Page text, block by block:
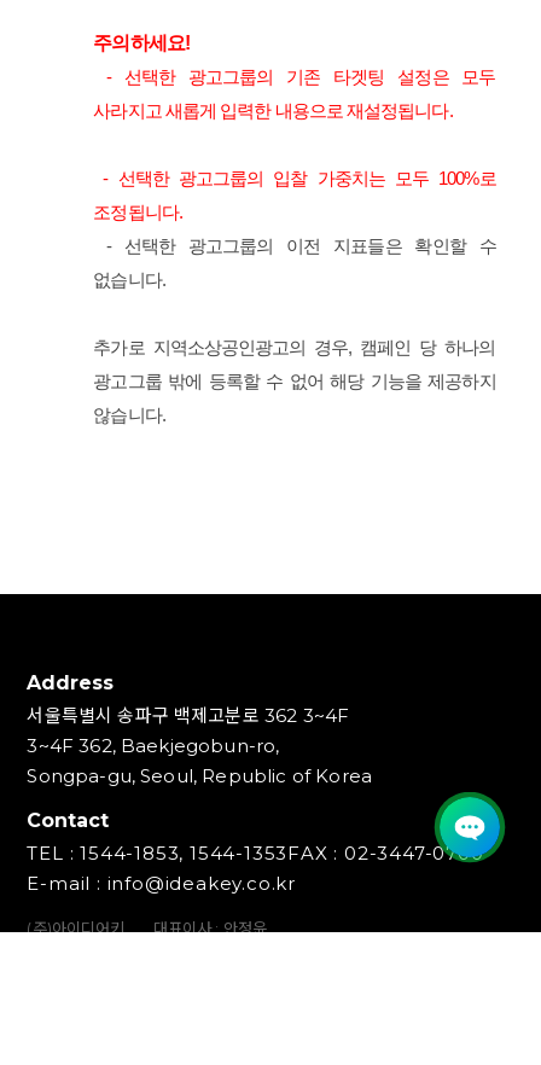
주의하세요!
- 선택한 광고그룹의 기존 타겟팅 설정은 모두
사라지고 새롭게 입력한 내용으로 재설정됩니다.
- 선택한 광고그룹의 입찰 가중치는 모두 100%로
조정됩니다.
- 선택한 광고그룹의 이전 지표들은 확인할 수
없습니다.
추가로 지역소상공인광고의 경우, 캠페인 당 하나의
광고그룹 밖에 등록할 수 없어 해당 기능을 제공하지
않습니다.
Address
서울특별시 송파구 백제고분로 362 3~4F
3~4F 362, Baekjegobun-ro,
Songpa-gu, Seoul, Republic of Korea
Contact
TEL : 1544-1853, 1544-1353FAX : 02-3447-0700
E-mail : info@ideakey.co.kr
(주)아이디어키
대표이사 : 안정윤